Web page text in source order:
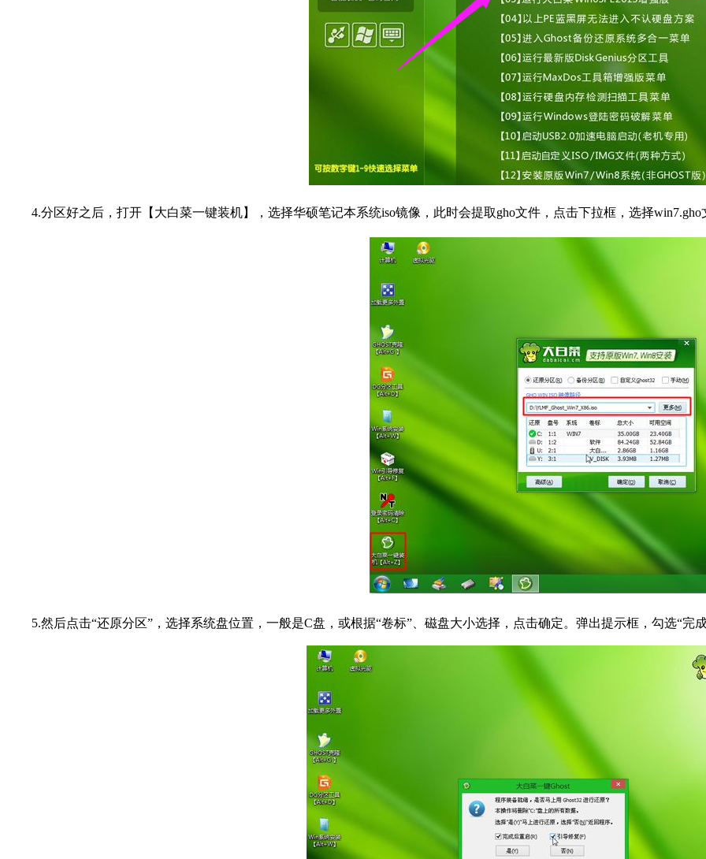
4.分区好之后，打开【大白菜一键装机】，选择华硕笔记本系统iso镜像，此时会提取gho文件，点击下拉框，选择win7.gho
5.然后点击“还原分区”，选择系统盘位置，一般是C盘，或根据“卷标”、磁盘大小选择，点击确定。弹出提示框，勾选“完